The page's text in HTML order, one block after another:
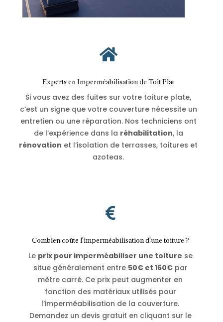

Experts en Imperméabilisation de Toit Plat
Si vous avez des fuites sur votre toiture plate,
c’est un signe que votre couverture nécessite un
entretien ou une réparation. Nos techniciens ont
de l’expérience dans la réhabilitation, la
rénovation et l’isolation de terrasses, toitures et
azoteas.

Combien coûte l'imperméabilisation d'une toiture ?
Le prix pour imperméabiliser une toiture se
situe généralement entre 50€ et 160€par
mètre carré. Ce prix peut augmenter en
fonction des matériaux utilisés pour
l’imperméabilisation de la couverture.
Demandez un devis gratuit en cliquant sur le